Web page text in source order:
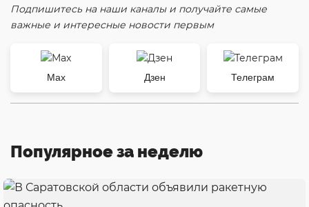
Подпишитесь на наши каналы и получайте самые
важные и интересные новости первым
Max Дзен Телеграм
Популярное за неделю